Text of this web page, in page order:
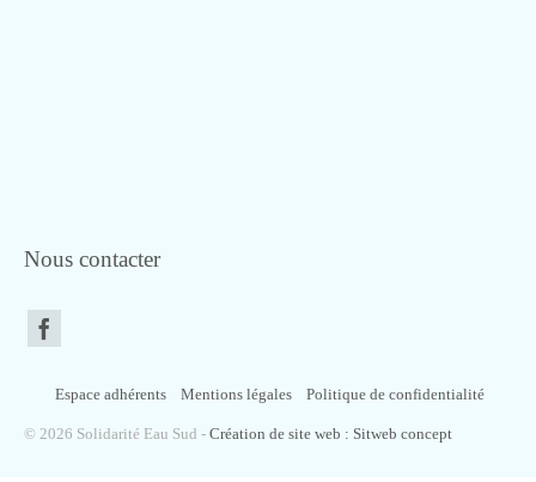
Nous contacter
Espace adhérents Mentions légales Politique de confidentialité
© 2026 Solidarité Eau Sud - Création de site web : Sitweb concept